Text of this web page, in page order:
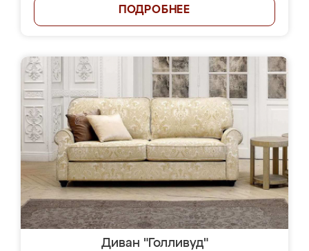
ПОДРОБНЕЕ
Диван "Голливуд"